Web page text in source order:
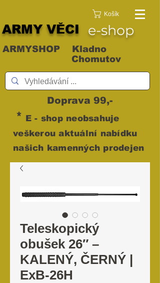
Košík
e-shop
ARMY VĚCI
ARMYSHOP Kladno
Chomutov
Doprava 99,-
* E - shop neobsahuje
veškerou aktuální nabídku
našich kamenných prodejen
Teleskopický
obušek 26″ –
KALENÝ, ČERNÝ |
ExB-26H